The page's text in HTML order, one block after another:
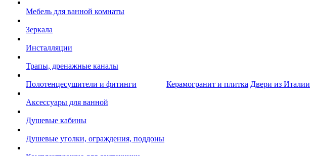
Мебель для ванной комнаты
Зеркала
Инсталляции
Трапы, дренажные каналы
Полотенцесушители и фитинги
Аксессуары для ванной
Душевые кабины
Душевые уголки, ограждения, поддоны
Керамогранит и плитка Двери из Италии